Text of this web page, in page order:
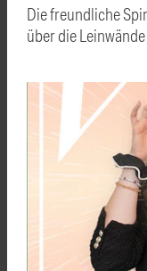
Die freundliche
über die